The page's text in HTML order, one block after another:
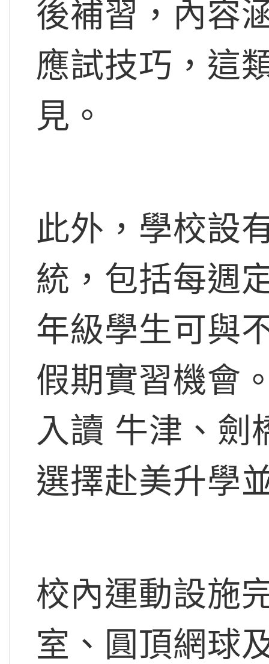
後補習，內容
應試技巧，這
見。
此外，學校設
統，包括每週
年級學生可與
假期實習機會
入讀 牛津、劍
選擇赴美升學
校內運動設施
室、圓頂網球